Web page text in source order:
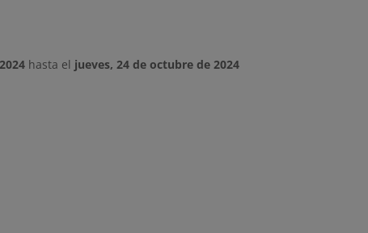
hasta el jueves, 24 de octubre de 2024